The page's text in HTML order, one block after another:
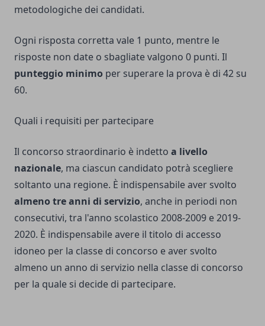
metodologiche dei candidati.
Ogni risposta corretta vale 1 punto, mentre le
risposte non date o sbagliate valgono 0 punti. Il
punteggio minimo per superare la prova è di 42 su
60.
Quali i requisiti per partecipare
Il concorso straordinario è indetto a livello
nazionale, ma ciascun candidato potrà scegliere
soltanto una regione. È indispensabile aver svolto
almeno tre anni di servizio, anche in periodi non
consecutivi, tra l'anno scolastico 2008-2009 e 2019-
2020. È indispensabile avere il titolo di accesso
idoneo per la classe di concorso e aver svolto
almeno un anno di servizio nella classe di concorso
per la quale si decide di partecipare.